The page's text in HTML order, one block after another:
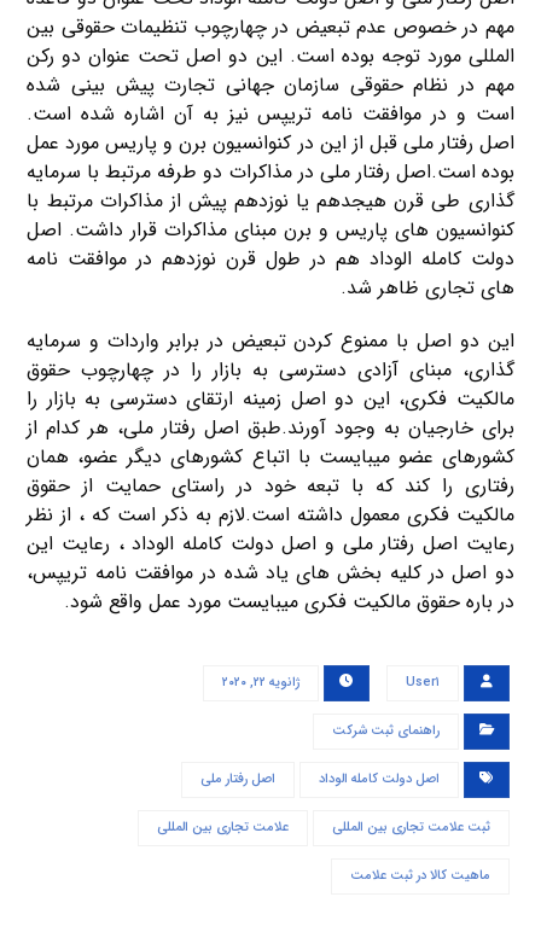
مهم در خصوص عدم تبعیض در چهارچوب تنظیمات حقوقی بین
المللی مورد توجه بوده است. این دو اصل تحت عنوان دو رکن
مهم در نظام حقوقی سازمان جهانی تجارت پیش بینی شده
است و در موافقت نامه تریپس نیز به آن اشاره شده است.
اصل رفتار ملی قبل از این در کنوانسیون برن و پاریس مورد عمل
بوده است.اصل رفتار ملی در مذاکرات دو طرفه مرتبط با سرمایه
گذاری طی قرن هیجدهم یا نوزدهم پیش از مذاکرات مرتبط با
کنوانسیون های پاریس و برن مبنای مذاکرات قرار داشت. اصل
دولت کامله الوداد هم در طول قرن نوزدهم در موافقت نامه
های تجاری ظاهر شد.
این دو اصل با ممنوع کردن تبعیض در برابر واردات و سرمایه
گذاری، مبنای آزادی دسترسی به بازار را در چهارچوب حقوق
مالکیت فکری، این دو اصل زمینه ارتقای دسترسی به بازار را
برای خارجیان به وجود آورند.طبق اصل رفتار ملی، هر کدام از
کشورهای عضو میبایست با اتباع کشورهای دیگر عضو، همان
رفتاری را کند که با تبعه خود در راستای حمایت از حقوق
مالکیت فکری معمول داشته است.لازم به ذکر است که ، از نظر
رعایت اصل رفتار ملی و اصل دولت کامله الوداد ، رعایت این
دو اصل در کلیه بخش های یاد شده در موافقت نامه تریپس،
در باره حقوق مالکیت فکری میبایست مورد عمل واقع شود.
User۱ ژانویه ۲۲, ۲۰۲۰
راهنمای ثبت شرکت
اصل دولت کامله الوداد اصل رفتار ملی
ثبت علامت تجاری بین المللی علامت تجاری بین المللی
ماهیت کالا در ثبت علامت